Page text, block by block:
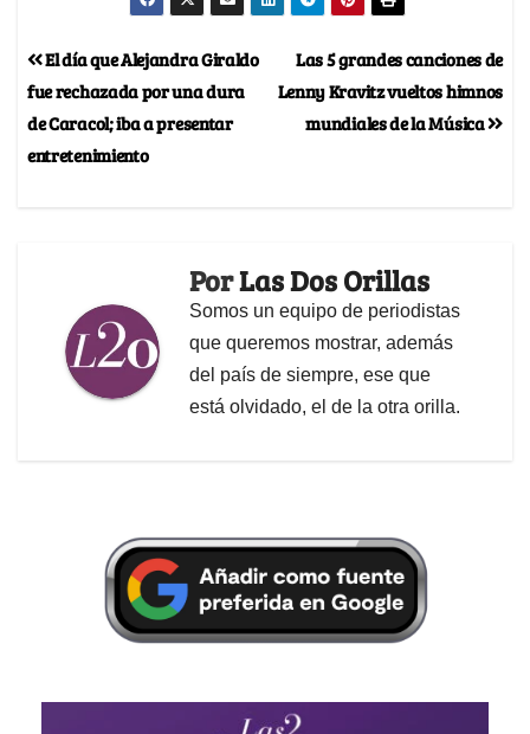
Las 5 grandes canciones de
Lenny Kravitz vueltos himnos
mundiales de la Música
El día que Alejandra Giraldo
fue rechazada por una dura
de Caracol; iba a presentar
entretenimiento
PorLas Dos Orillas
Somos un equipo de periodistas
que queremos mostrar, además
del país de siempre, ese que
está olvidado, el de la otra orilla.